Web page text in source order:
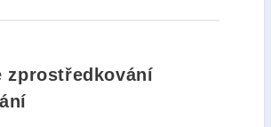
zprostředkování